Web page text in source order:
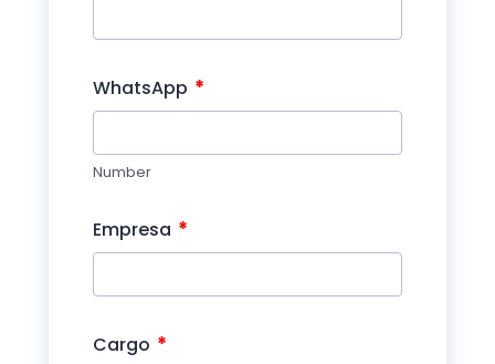
WhatsApp *
Number
Empresa *
Cargo *